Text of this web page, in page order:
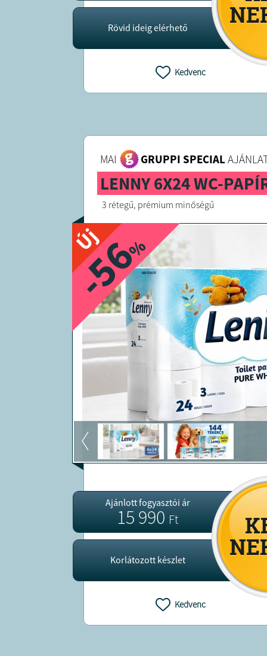
Rövid ideig elérhető
Kedvenc
MAI GRUPPI SPECIAL
LENNY 6X24 WC-
3 rétegű, prémium minőségű
Új
-56
%
Ajánlott fogyasztói ár
15 990Ft
Korlátozott készlet
Kedvenc